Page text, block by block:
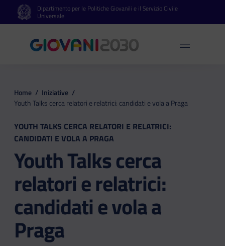
Vai al contenuto principale
Vai al footerDipartimento per le Politiche Giovanili e il Servizio Civile
Universale
Apri
Home / Iniziative /
Youth Talks cerca relatori e relatrici: candidati e vola a Praga
YOUTH TALKS CERCA RELATORI E RELATRICI:
CANDIDATI E VOLA A PRAGA
Youth Talks cerca
relatori e relatrici:
candidati e vola a
Praga